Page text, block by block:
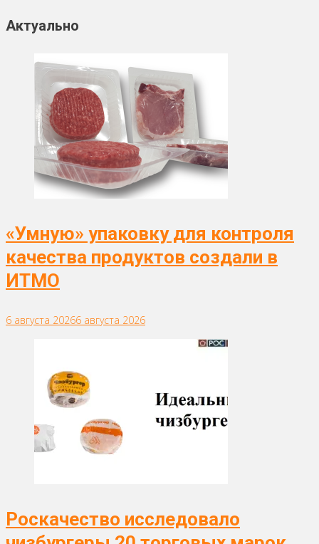
Актуально
«Умную» упаковку для контроля
качества продуктов создали в
ИТМО
6 августа 20266 августа 2026
Роскачество исследовало